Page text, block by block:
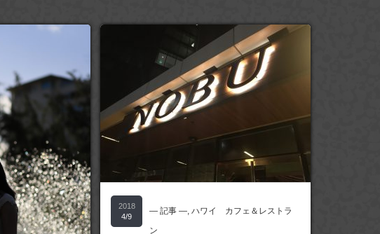
2018
4/9
― 記事 ―, ハワイ カフェ＆レストラ
ン